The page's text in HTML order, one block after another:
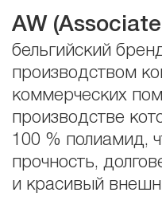
AW (Associate
бельгийский
производством
коммерческих
производстве
100 % полиамид,
прочность,
и красивый